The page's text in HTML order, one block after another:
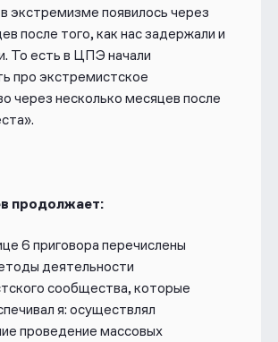
экстремизме появилось через
после того, как нас задержали и
То есть в ЦПЭ начали
про экстремистское
через несколько месяцев после
продолжает:
6 приговора перечислены
деятельности
сообщества, которые
я: осуществлял
проведение массовых